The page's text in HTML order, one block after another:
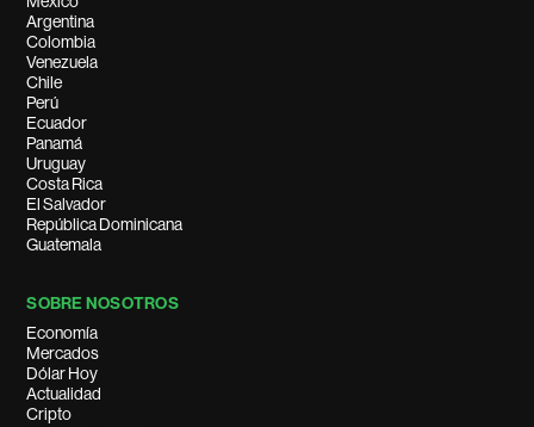
Argentina
Colombia
Venezuela
Chile
Perú
Ecuador
Panamá
Uruguay
Costa Rica
El Salvador
República Dominicana
Guatemala
SOBRE NOSOTROS
Economía
Mercados
Dólar Hoy
Actualidad
Cripto